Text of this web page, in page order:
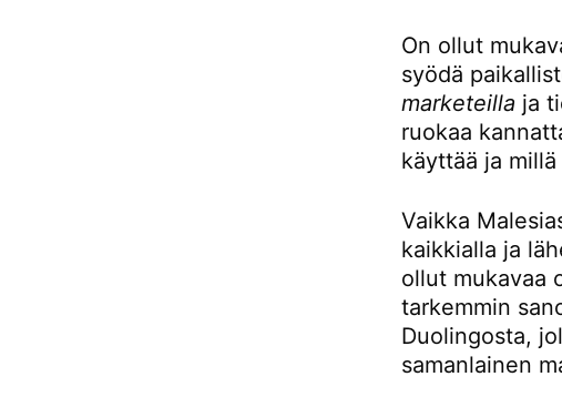
On ollut
syödä
marketeilla ja
ruokaa
käyttää ja
Vaikka
kaikkialla ja
ollut mukavaa
tarkemmin
Duolingosta,
samanlainen